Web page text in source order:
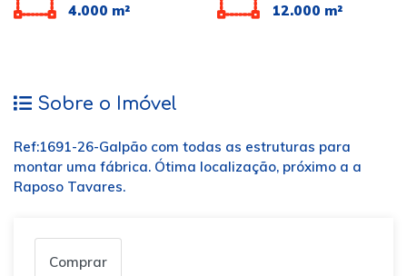
4.000 m² 12.000 m²
Sobre o Imóvel
Ref:1691-26-Galpão com todas as estruturas para
montar uma fábrica. Ótima localização, próximo a a
Raposo Tavares.
Comprar